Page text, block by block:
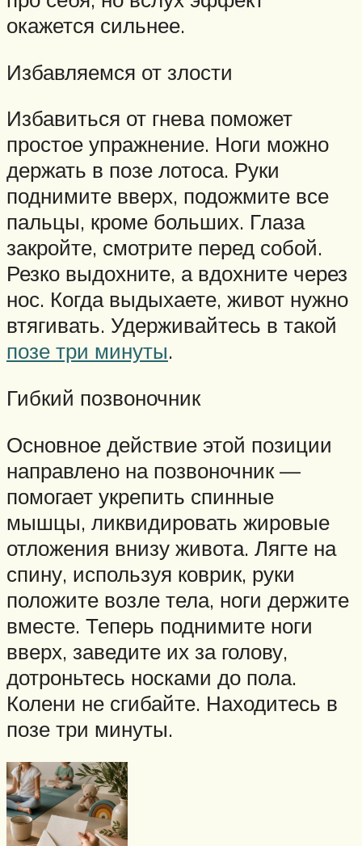
окажется сильнее.
Избавляемся от злости
Избавиться от гнева поможет
простое упражнение. Ноги можно
держать в позе лотоса. Руки
поднимите вверх, подожмите все
пальцы, кроме больших. Глаза
закройте, смотрите перед собой.
Резко выдохните, а вдохните через
нос. Когда выдыхаете, живот нужно
втягивать. Удерживайтесь в такой
позе три минуты.
Гибкий позвоночник
Основное действие этой позиции
направлено на позвоночник —
помогает укрепить спинные
мышцы, ликвидировать жировые
отложения внизу живота. Лягте на
спину, используя коврик, руки
положите возле тела, ноги держите
вместе. Теперь поднимите ноги
вверх, заведите их за голову,
дотроньтесь носками до пола.
Колени не сгибайте. Находитесь в
позе три минуты.